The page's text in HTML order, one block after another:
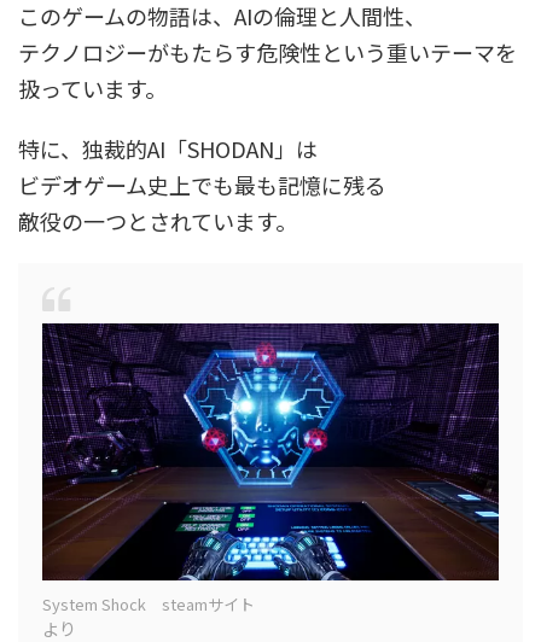
このゲームの物語は、AIの倫理と人間性、
テクノロジーがもたらす危険性という重いテーマを
扱っています。
特に、独裁的AI「SHODAN」は
ビデオゲーム史上でも最も記憶に残る
敵役の一つとされています。
System Shock steamサイト
より